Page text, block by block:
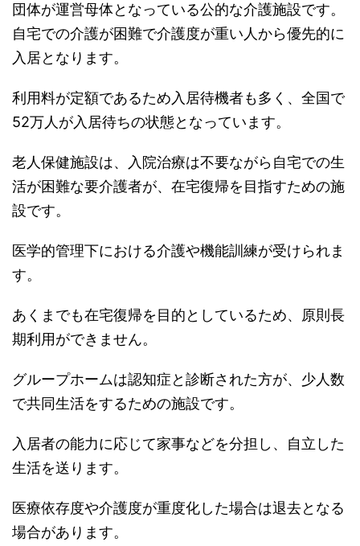
団体が運営母体となっている公的な介護施設です。
自宅での介護が困難で介護度が重い人から優先的に
入居となります。
利用料が定額であるため入居待機者も多く、全国で
52万人が入居待ちの状態となっています。
老人保健施設は、入院治療は不要ながら自宅での生
活が困難な要介護者が、在宅復帰を目指すための施
設です。
医学的管理下における介護や機能訓練が受けられま
す。
あくまでも在宅復帰を目的としているため、原則長
期利用ができません。
グループホームは認知症と診断された方が、少人数
で共同生活をするための施設です。
入居者の能力に応じて家事などを分担し、自立した
生活を送ります。
医療依存度や介護度が重度化した場合は退去となる
場合があります。